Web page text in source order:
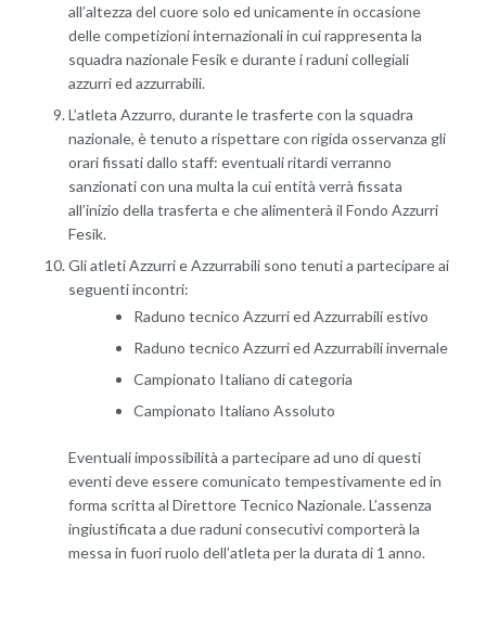
all’altezza del cuore solo ed unicamente in occasione
delle competizioni internazionali in cui rappresenta la
squadra nazionale Fesik e durante i raduni collegiali
azzurri ed azzurrabili.
L’atleta Azzurro, durante le trasferte con la squadra
nazionale, è tenuto a rispettare con rigida osservanza gli
orari fissati dallo staff: eventuali ritardi verranno
sanzionati con una multa la cui entità verrà fissata
all’inizio della trasferta e che alimenterà il Fondo Azzurri
Fesik.
Gli atleti Azzurri e Azzurrabili sono tenuti a partecipare ai
seguenti incontri:
Raduno tecnico Azzurri ed Azzurrabili estivo
Raduno tecnico Azzurri ed Azzurrabili invernale
Campionato Italiano di categoria
Campionato Italiano Assoluto
Eventuali impossibilità a partecipare ad uno di questi
eventi deve essere comunicato tempestivamente ed in
forma scritta al Direttore Tecnico Nazionale. L’assenza
ingiustificata a due raduni consecutivi comporterà la
messa in fuori ruolo dell’atleta per la durata di 1 anno.